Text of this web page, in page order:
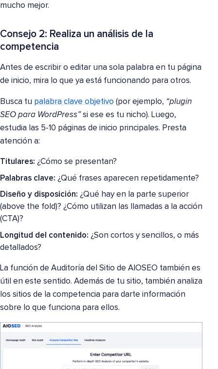
mucho mejor.
Consejo 2: Realiza un análisis de la
competencia
Antes de escribir o editar una sola palabra en tu página
de inicio, mira lo que ya está funcionando para otros.
Busca tu palabra clave objetivo (por ejemplo, “plugin
SEO para WordPress” si ese es tu nicho). Luego,
estudia las 5-10 páginas de inicio principales. Presta
atención a:
Titulares: ¿Cómo se presentan?
Palabras clave: ¿Qué frases aparecen repetidamente?
Diseño y disposición: ¿Qué hay en la parte superior
(above the fold)? ¿Cómo utilizan las llamadas a la acción
(CTA)?
Longitud del contenido: ¿Son cortos y sencillos, o más
detallados?
La función de Auditoría del Sitio de AIOSEO también es
útil en este sentido. Además de tu sitio, también analiza
los sitios de la competencia para darte información
sobre lo que funciona para ellos.